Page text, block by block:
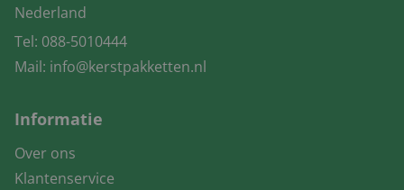
Nederland
Tel: 088-5010444
Mail: info@kerstpakketten.nl
Informatie
Over ons
Klantenservice